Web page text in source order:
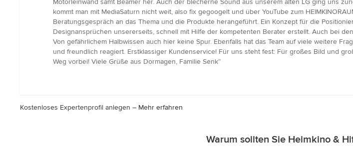
von
5
Sternen
Motorleinwand samt Beamer her. Auch der blecherne Sound aus unserem alten LG ging uns
kommt man mit MediaSaturn nicht weit, also fix gegoogelt und über YouTube zum
Beratungsgespräch an das Thema und die Produkte herangeführt. Ein Konzept für die
Designansprüchen unsererseits, schnell mit Hilfe der kompetenten Berater erstellt. Auch bei
Von gefährlichem Halbwissen auch hier keine Spur. Ebenfalls hat das Team auf viele weitere
und freundlich reagiert. Erstklassiger Kundenservice! Für uns steht fest: Für großes Bild und
Weg vorbei! Viele Grüße aus Dormagen, Familie Senk”
Kostenloses Expertenprofil anlegen – Mehr erfahren
Warum sollten Sie Heimkino &